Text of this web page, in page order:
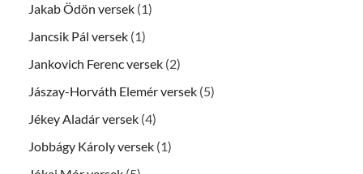
Jakab Ödön versek (1)
Jancsik Pál versek (1)
Jankovich Ferenc versek (2)
Jászay-Horváth Elemér versek (5)
Jékey Aladár versek (4)
Jobbágy Károly versek (1)